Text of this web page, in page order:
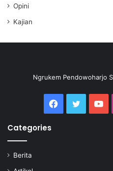
Opini
Kajian
Ngrukem Pendowoharjo
Categories
Berita